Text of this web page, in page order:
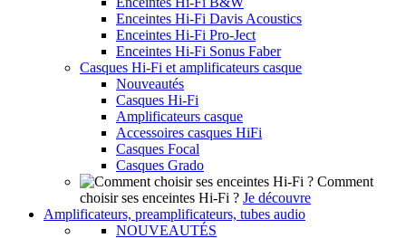
Enceintes Hi-Fi Davis Acoustics
Enceintes Hi-Fi Pro-Ject
Enceintes Hi-Fi Sonus Faber
Casques Hi-Fi et amplificateurs casque
Nouveautés
Casques Hi-Fi
Amplificateurs casque
Accessoires casques HiFi
Casques Focal
Casques Grado
Comment
choisir ses enceintes Hi-Fi ? Je découvre
Amplificateurs, preamplificateurs, tubes audio
NOUVEAUTÉS